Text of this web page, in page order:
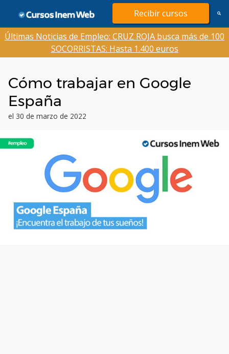
contenido
Recibir cursos
Últimas Noticias de Empleo: CRUZ ROJA busca más de 100
SOCORRISTAS: Hasta 1.400 euros
Cómo trabajar en Google
España
el 30 de marzo de 2022